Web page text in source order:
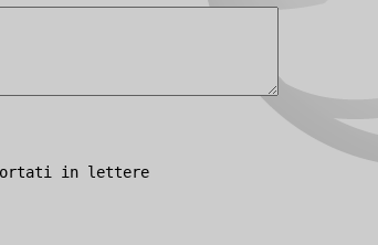
in lettere